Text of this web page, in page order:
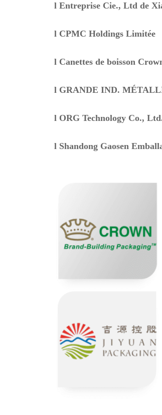
l Entreprise Cie., Ltd de
l CPMC Holdings Limitée
l Canettes de boisson
l GRANDE IND.
l ORG Technology Co.,
l Shandong Gaosen